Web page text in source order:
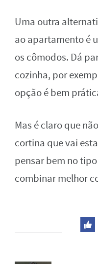
Uma outra
ao apartamento é
os cômodos. Dá
cozinha, por
opção é bem
Mas é claro que
cortina que vai
pensar bem no
combinar melhor